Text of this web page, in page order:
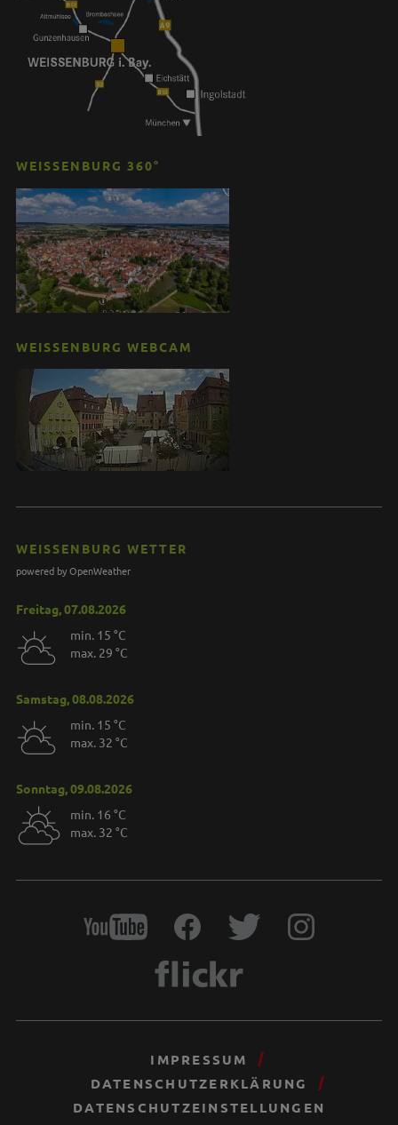
WEISSENBURG 360°
WEISSENBURG WEBCAM
WEISSENBURG WETTER
powered by OpenWeather
Freitag, 07.08.2026
min. 15 °C
max. 29 °C
Samstag, 08.08.2026
min. 15 °C
max. 32 °C
Sonntag, 09.08.2026
min. 16 °C
max. 32 °C
IMPRESSUM
DATENSCHUTZERKLÄRUNG
DATENSCHUTZEINSTELLUNGEN